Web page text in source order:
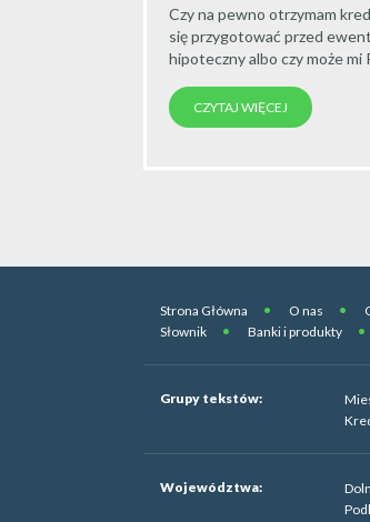
Czy na pewno otrzymam
się przygotować przed
hipoteczny albo czy może mi
CZYTAJ WIĘCEJ
Strona Główna O nas
Słownik
Banki i produkty
Grupy tekstów:
Województwa: